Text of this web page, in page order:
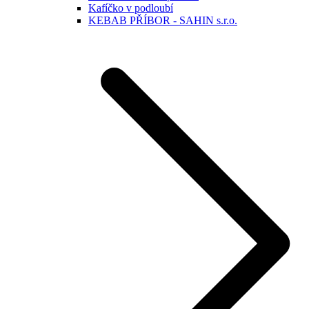
Kafíčko v podloubí
KEBAB PŘÍBOR - SAHIN s.r.o.